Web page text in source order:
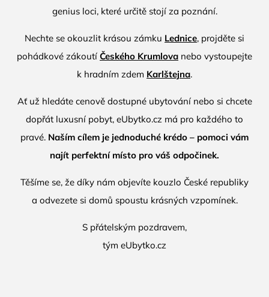
genius loci, které určitě stojí za poznání.
Nechte se okouzlit krásou zámku Lednice, projděte si
pohádkové zákoutí Českého Krumlova nebo vystoupejte
k hradním zdem Karlštejna.
Ať už hledáte cenově dostupné ubytování nebo si chcete
dopřát luxusní pobyt, eUbytko.cz má pro každého to
pravé. Naším cílem je jednoduché krédo – pomoci vám
najít perfektní místo pro váš odpočinek.
Těšíme se, že díky nám objevíte kouzlo České republiky
a odvezete si domů spoustu krásných vzpomínek.
S přátelským pozdravem,
tým eUbytko.cz